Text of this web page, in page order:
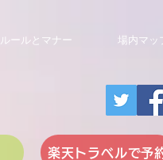
ルールとマナー 場内マッ
楽天トラベルで予